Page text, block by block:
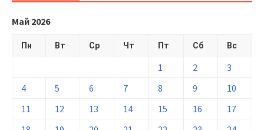
Май 2026
Пн Вт Ср Чт Пт Сб Вс
1 2
3
4
5 6 7 8 9
10
11
12 13 14 15 16
17